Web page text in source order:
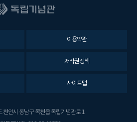
이용약관
저작권정책
사이트맵
천안시 동남구 목천읍 독립기념관로 1